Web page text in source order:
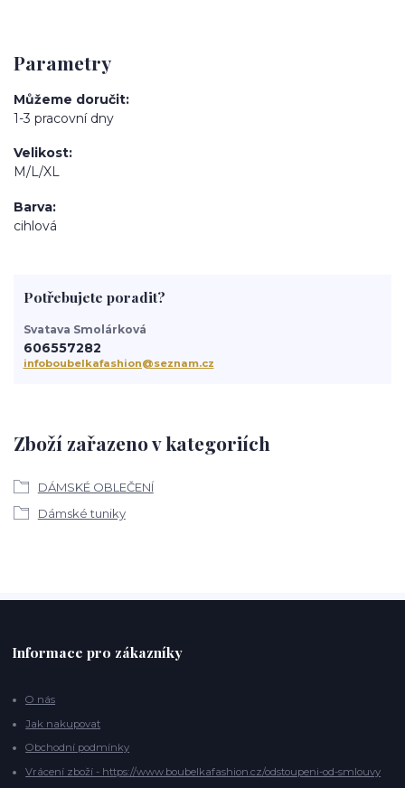
Parametry
Můžeme doručit
1-3 pracovní dny
Velikost
M/L/XL
Barva
cihlová
Zboží zařazeno v kategoriích
DÁMSKÉ OBLEČENÍ
Dámské tuniky
Potřebujete poradit?
Svatava Smolárková
606557282
infoboubelkafashion@seznam.cz
Informace pro zákazníky
O nás
Jak nakupovat
Obchodní podmínky
Vrácení zboží - https://www.boubelkafashion.cz/odstoupeni-od-smlouvy